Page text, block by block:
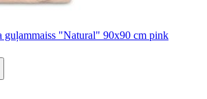
guļammaiss "Natural" 90x90 cm pink